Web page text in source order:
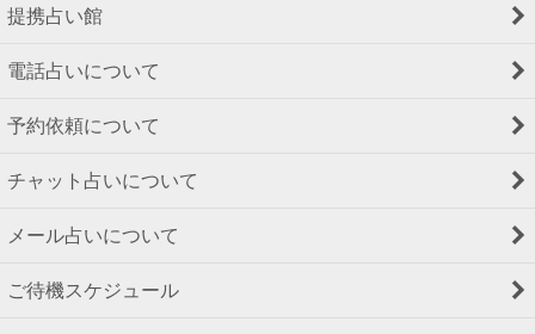
提携占い館
電話占いについて
予約依頼について
チャット占いについて
メール占いについて
ご待機スケジュール